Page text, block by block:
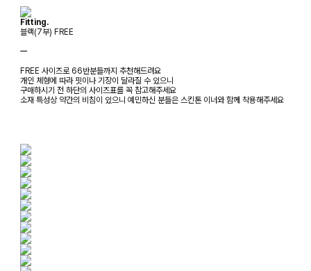
Fitting.
블랙(7부) FREE
ㅡ
FREE 사이즈로 66반분들까지 추천해드려요
개인 체형에 따라 핏이나 기장이 달라질 수 있으니
구매하시기 전 하단의 사이즈표를 꼭 참고해주세요
소재 특성상 약간의 비침이 있으니 예민하신 분들은 스킨톤 이너와 함께 착용해주세요